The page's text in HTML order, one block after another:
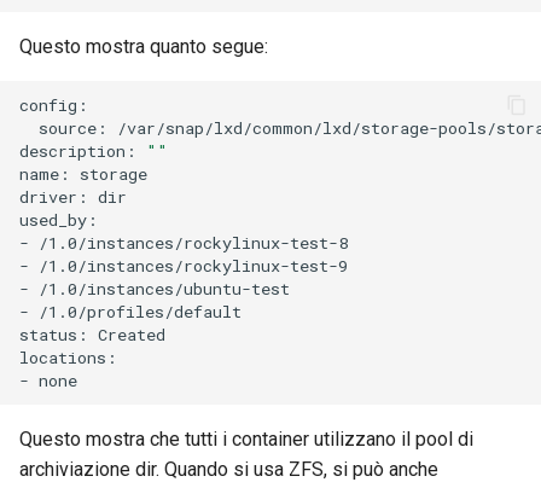
Questo mostra quanto segue:
source:
/var/snap/lxd/common/lxd/storage-pools/
description:
""
name:
storage
driver:
dir
used_by:
-
/1.0/instances/rockylinux-test-8
-
/1.0/instances/rockylinux-test-9
-
/1.0/instances/ubuntu-test
-
/1.0/profiles/default
status:
Created
locations:
-
Questo mostra che tutti i container utilizzano il pool di
archiviazione dir. Quando si usa ZFS, si può anche